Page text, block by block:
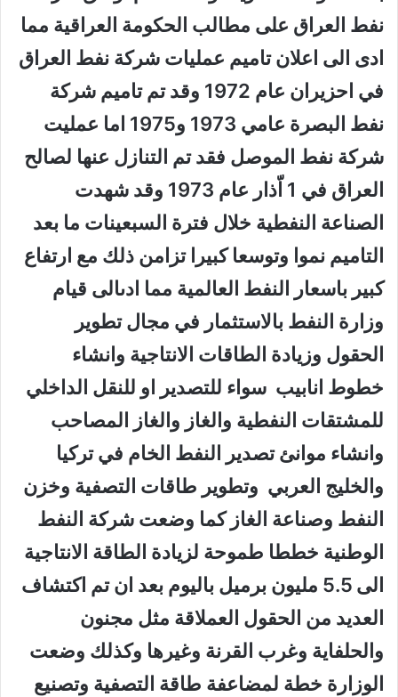
نفط العراق على مطالب الحكومة العراقية مما
ادى الى اعلان تاميم عمليات شركة نفط العراق
في احزيران عام 1972 وقد تم تاميم شركة
نفط البصرة عامي 1973 و1975 اما عمليت
شركة نفط الموصل فقد تم التنازل عنها لصالح
العراق في 1 اّذار عام 1973 وقد شهدت
الصناعة النفطية خلال فترة السبعينات ما بعد
التاميم نموا وتوسعا كبيرا تزامن ذلك مع ارتفاع
كبير باسعار النفط العالمية مما ادىالى قيام
وزارة النفط بالاستثمار في مجال تطوير
الحقول وزيادة الطاقات الانتاجية وانشاء
خطوط انابيب سواء للتصدير او للنقل الداخلي
للمشتقات النفطية والغاز والغاز المصاحب
وانشاء موانئ تصدير النفط الخام في تركيا
والخليج العربي وتطوير طاقات التصفية وخزن
النفط وصناعة الغاز كما وضعت شركة النفط
الوطنية خططا طموحة لزيادة الطاقة الانتاجية
الى 5.5 مليون برميل باليوم بعد ان تم اكتشاف
العديد من الحقول العملاقة مثل مجنون
والحلفاية وغرب القرنة وغيرها وكذلك وضعت
الوزارة خطة لمضاعفة طاقة التصفية وتصنيع